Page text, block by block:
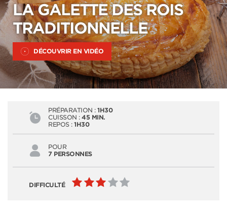
LA GALETTE DES ROIS
TRADITIONNELLE
DÉCOUVRIR EN VIDÉO
PRÉPARATION : 1H30
CUISSON : 45 MIN.
REPOS : 1H30
POUR
7 PERSONNES
DIFFICULTÉ